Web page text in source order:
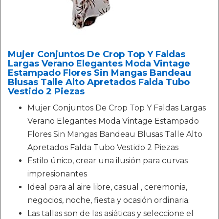
Mujer Conjuntos De Crop Top Y Faldas
Largas Verano Elegantes Moda Vintage
Estampado Flores Sin Mangas Bandeau
Blusas Talle Alto Apretados Falda Tubo
Vestido 2 Piezas
Mujer Conjuntos De Crop Top Y Faldas Largas
Verano Elegantes Moda Vintage Estampado
Flores Sin Mangas Bandeau Blusas Talle Alto
Apretados Falda Tubo Vestido 2 Piezas
Estilo único, crear una ilusión para curvas
impresionantes
Ideal para al aire libre, casual , ceremonia,
negocios, noche, fiesta y ocasión ordinaria.
Las tallas son de las asiáticas y seleccione el